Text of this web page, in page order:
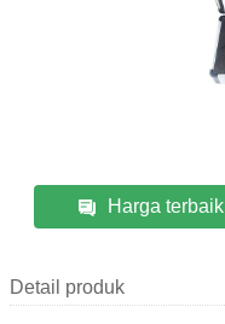
Harga terbaik
Detail produk